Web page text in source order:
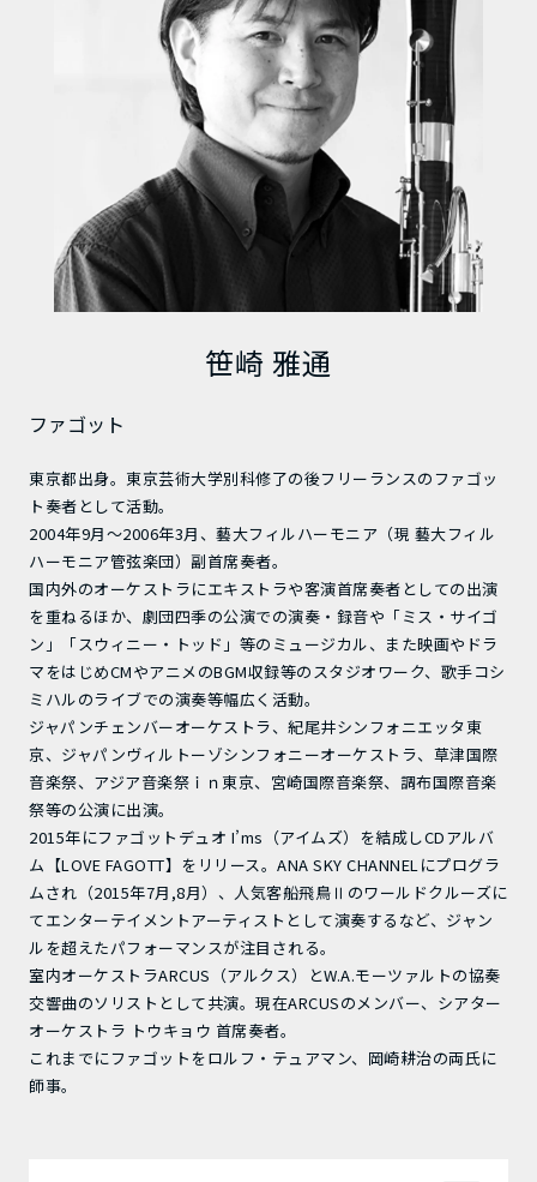
笹崎 雅通
ファゴット
東京都出身。東京芸術大学別科修了の後フリーランスのファゴッ
ト奏者として活動。
2004年9月～2006年3月、藝大フィルハーモニア（現 藝大フィル
ハーモニア管弦楽団）副首席奏者。
国内外のオーケストラにエキストラや客演首席奏者としての出演
を重ねるほか、劇団四季の公演での演奏・録音や「ミス・サイゴ
ン」「スウィニー・トッド」等のミュージカル、また映画やドラ
マをはじめCMやアニメのBGM収録等のスタジオワーク、歌手コシ
ミハルのライブでの演奏等幅広く活動。
ジャパンチェンバーオーケストラ、紀尾井シンフォニエッタ東
京、ジャパンヴィルトーゾシンフォニーオーケストラ、草津国際
音楽祭、アジア音楽祭ｉｎ東京、宮崎国際音楽祭、調布国際音楽
祭等の公演に出演。
2015年にファゴットデュオ I’ms（アイムズ）を結成しCDアルバ
ム【LOVE FAGOTT】をリリース。ANA SKY CHANNELにプログラ
ムされ（2015年7月,8月）、人気客船飛鳥Ⅱのワールドクルーズに
てエンターテイメントアーティストとして演奏するなど、ジャン
ルを超えたパフォーマンスが注目される。
室内オーケストラARCUS（アルクス）とW.A.モーツァルトの協奏
交響曲のソリストとして共演。現在ARCUSのメンバー、シアター
オーケストラ トウキョウ 首席奏者。
これまでにファゴットをロルフ・テュアマン、岡崎耕治の両氏に
師事。